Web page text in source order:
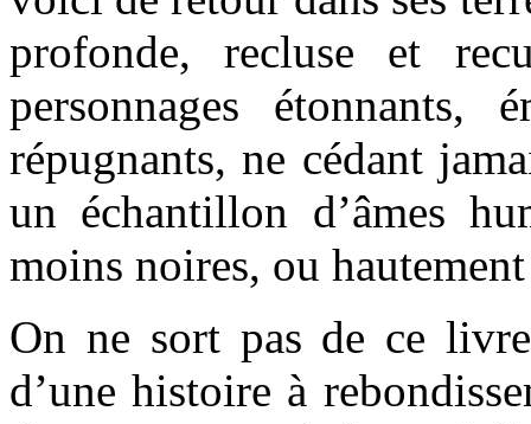
profonde, recluse et
personnages étonnants,
répugnants, ne cédant
un échantillon d’âmes
moins noires, ou
On ne sort pas de ce
d’une histoire à